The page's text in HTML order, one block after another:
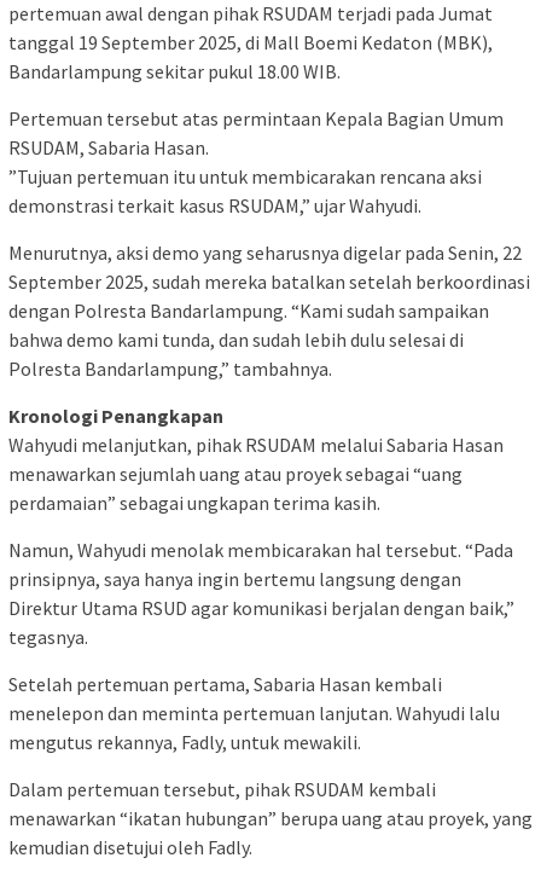
pertemuan awal dengan pihak RSUDAM terjadi pada Jumat
tanggal 19 September 2025, di Mall Boemi Kedaton (MBK),
Bandarlampung sekitar pukul 18.00 WIB.
Pertemuan tersebut atas permintaan Kepala Bagian Umum
RSUDAM, Sabaria Hasan.
​”Tujuan pertemuan itu untuk membicarakan rencana aksi
demonstrasi terkait kasus RSUDAM,” ujar Wahyudi.
​Menurutnya, aksi demo yang seharusnya digelar pada Senin, 22
September 2025, sudah mereka batalkan setelah berkoordinasi
dengan Polresta Bandarlampung. “Kami sudah sampaikan
bahwa demo kami tunda, dan sudah lebih dulu selesai di
Polresta Bandarlampung,” tambahnya.
Kronologi Penangkapan
​Wahyudi melanjutkan, pihak RSUDAM melalui Sabaria Hasan
menawarkan sejumlah uang atau proyek sebagai “uang
perdamaian” sebagai ungkapan terima kasih.
Namun, Wahyudi menolak membicarakan hal tersebut. “Pada
prinsipnya, saya hanya ingin bertemu langsung dengan
Direktur Utama RSUD agar komunikasi berjalan dengan baik,”
tegasnya.
​Setelah pertemuan pertama, Sabaria Hasan kembali
menelepon dan meminta pertemuan lanjutan. Wahyudi lalu
mengutus rekannya, Fadly, untuk mewakili.
Dalam pertemuan tersebut, pihak RSUDAM kembali
menawarkan “ikatan hubungan” berupa uang atau proyek, yang
kemudian disetujui oleh Fadly.